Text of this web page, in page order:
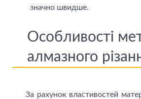
значно швидше.
Особливості
алмазного
За рахунок властивостей